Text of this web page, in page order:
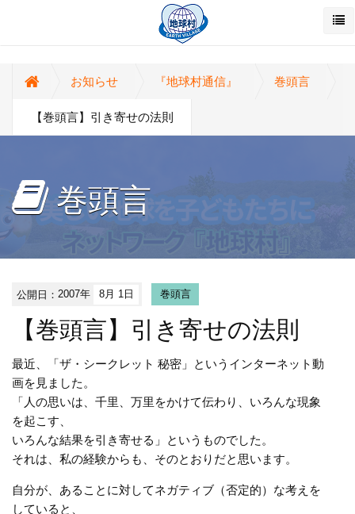
お知らせ 『地球村通信』 巻頭言
【巻頭言】引き寄せの法則
巻頭言
公開日：2007年 8月 1日 巻頭言
【巻頭言】引き寄せの法則
最近、「ザ・シークレット 秘密」というインターネット動
画を見ました。
「人の思いは、千里、万里をかけて伝わり、いろんな現象
を起こす、
いろんな結果を引き寄せる」というものでした。
それは、私の経験からも、そのとおりだと思います。
自分が、あることに対してネガティブ（否定的）な考えを
していると、